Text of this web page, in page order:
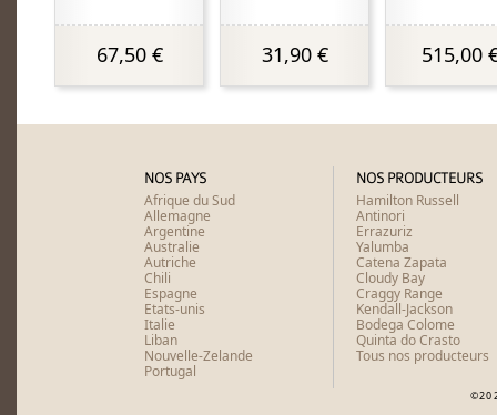
67,50 € 31,90 € 515,00
NOS PAYS
Afrique du Sud
Allemagne
Argentine
Australie
Autriche
Chili
Espagne
Etats-unis
Italie
Liban
Nouvelle-Zelande
Portugal
NOS PRODUCTEURS
Hamilton Russell
Antinori
Errazuriz
Yalumba
Catena Zapata
Cloudy Bay
Craggy Range
Kendall-Jackson
Bodega Colome
Quinta do Crasto
Tous nos producteurs